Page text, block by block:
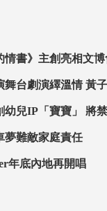
》主創亮相文博會受熱捧 王
情 黃子華捧場激讚 陳奕迅笑中有
郭富城
夢難敵家庭責任
年底內地再開唱